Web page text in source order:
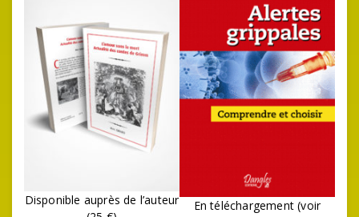
Disponible auprès de l’auteur
En téléchargement (voir